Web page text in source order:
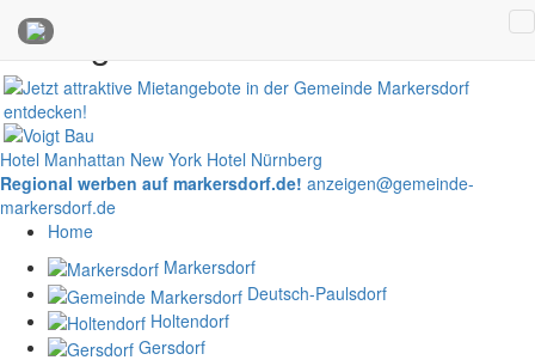
Anzeigen
Hotel Manhattan New York Hotel Nürnberg
Regional werben auf markersdorf.de! anzeigen@gemeinde-
markersdorf.de
Home
Markersdorf
Deutsch-Paulsdorf
Holtendorf
Gersdorf